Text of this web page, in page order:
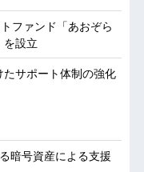
ファンド「あおぞら
を設立
サポート体制の強化
暗号資産による支援